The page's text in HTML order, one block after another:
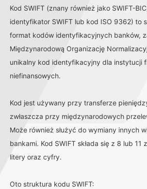
Kod SWIFT (znany również jako SWIFT-
identyfikator SWIFT lub kod ISO 9362) to
format kodów identyfikacyjnych banków,
Międzynarodową Organizację
unikalny kod identyfikacyjny dla instytucji
niefinansowych.
Kod jest używany przy transferze
zwłaszcza przy międzynarodowych
Może również służyć do wymiany innych
bankami. Kod SWIFT składa się z 8 lub 11
litery oraz cyfry.
Oto struktura kodu SWIFT: